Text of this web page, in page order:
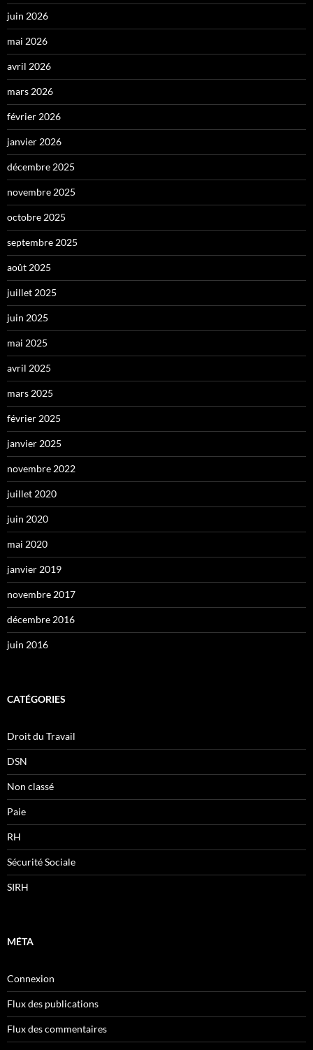
juin 2026
mai 2026
avril 2026
mars 2026
février 2026
janvier 2026
décembre 2025
novembre 2025
octobre 2025
septembre 2025
août 2025
juillet 2025
juin 2025
mai 2025
avril 2025
mars 2025
février 2025
janvier 2025
novembre 2022
juillet 2020
juin 2020
mai 2020
janvier 2019
novembre 2017
décembre 2016
juin 2016
CATÉGORIES
Droit du Travail
DSN
Non classé
Paie
RH
Sécurité Sociale
SIRH
MÉTA
Connexion
Flux des publications
Flux des commentaires